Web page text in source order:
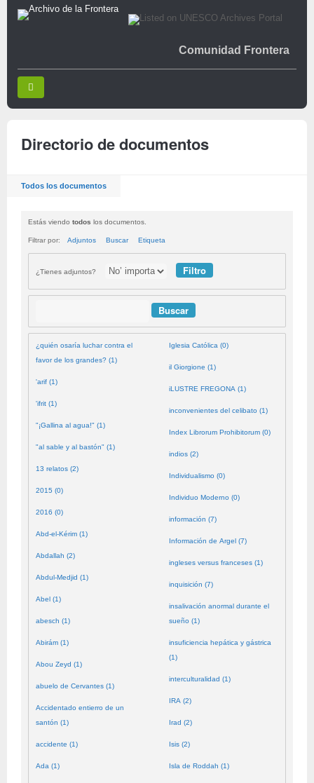
Comunidad Frontera
Directorio de documentos
Todos los documentos
Estás viendo todos los documentos.
Filtrar por: Adjuntos Buscar Etiqueta
¿Tienes adjuntos?
¿quién osaría luchar contra el
favor de los grandes? (1)
'arif (1)
'ifrit (1)
"¡Gallina al agua!" (1)
"al sable y al bastón" (1)
13 relatos (2)
2015 (0)
2016 (0)
Abd-el-Kérim (1)
Abdallah (2)
Abdul-Medjid (1)
Abel (1)
abesch (1)
Abirám (1)
Abou Zeyd (1)
abuelo de Cervantes (1)
Accidentado entierro de un
santón (1)
accidente (1)
Ada (1)
Iglesia Católica (0)
il Giorgione (1)
iLUSTRE FREGONA (1)
inconvenientes del celibato (1)
Index Librorum Prohibitorum (0)
indios (2)
Individualismo (0)
Individuo Moderno (0)
información (7)
Información de Argel (7)
ingleses versus franceses (1)
inquisición (7)
insalivación anormal durante el
sueño (1)
insuficiencia hepática y gástrica
(1)
interculturalidad (1)
IRA (2)
Irad (2)
Isis (2)
Isla de Roddah (1)